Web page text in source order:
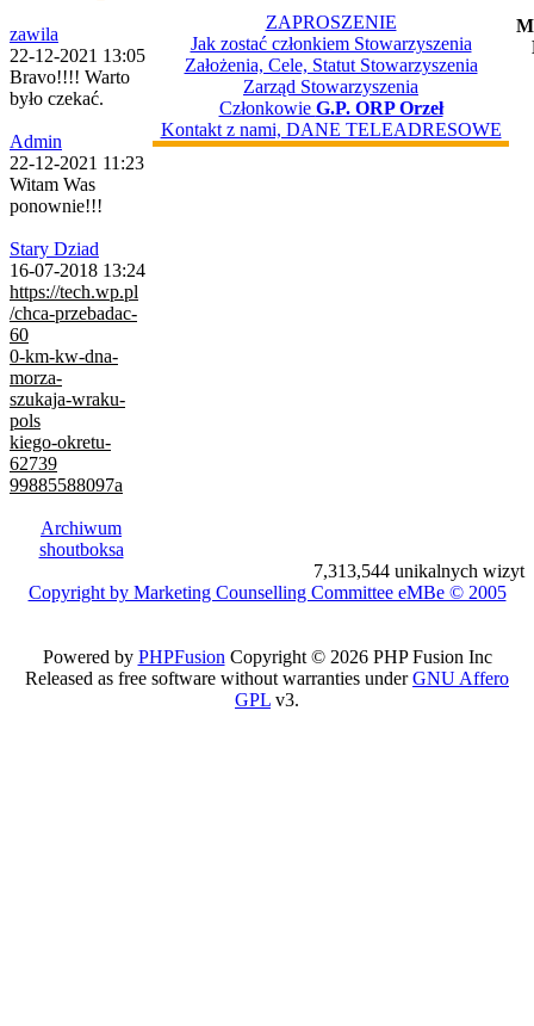
zawila
22-12-2021 13:05
Bravo!!!! Warto
było czekać.
Admin
22-12-2021 11:23
Witam Was
ponownie!!!
Stary Dziad
16-07-2018 13:24
https://tech.wp.pl
/chca-przebadac-
60
0-km-kw-dna-
morza-
szukaja-wraku-
pols
kiego-okretu-
62739
99885588097a
Archiwum
shoutboksa
ZAPROSZENIE
Jak zostać członkiem Stowarzyszenia
Założenia, Cele, Statut Stowarzyszenia
Zarząd Stowarzyszenia
Członkowie G.P. ORP Orzeł
Kontakt z nami, DANE TELEADRESOWE
7,313,544 unikalnych wizyt
Copyright by Marketing Counselling Committee eMBe © 2005
Powered by PHPFusion Copyright © 2026 PHP Fusion Inc
Released as free software without warranties underGNU Affero
GPL v3.